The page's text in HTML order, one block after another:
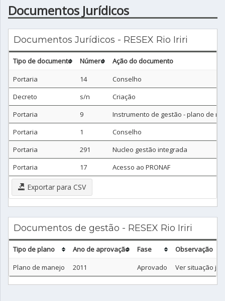
Documentos Jurídicos
Documentos Jurídicos - RESEX Rio Iriri
Tipo de documento Número
Ação do documento
Portaria
14
Conselho
Decreto
s/n
Criação
Portaria
9
Instrumento de gestão - plano de
Portaria
1
Conselho
Portaria
291
Nucleo gestão integrada
Portaria
17 Acesso ao PRONAF
Exportar para CSV
Documentos de gestão - RESEX Rio Iriri
Tipo de plano Ano de aprovação Fase
Observação
Plano de manejo
2011 Aprovado Ver situação